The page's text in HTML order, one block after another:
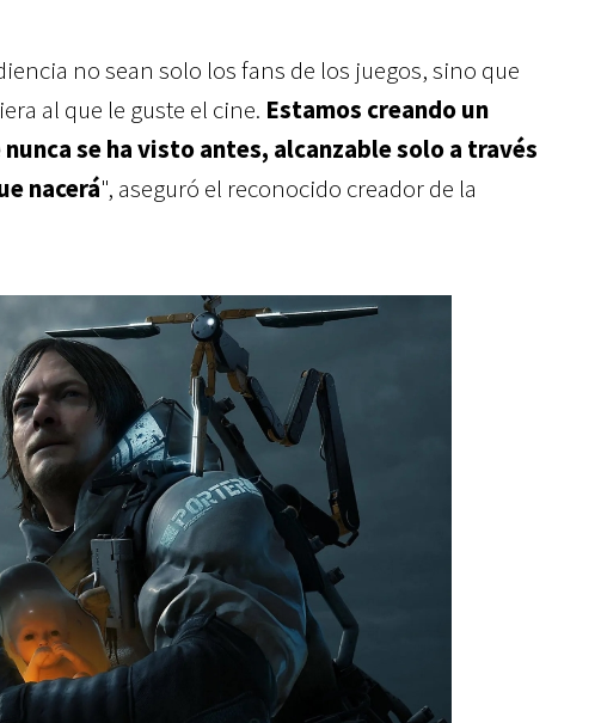
no sean solo los fans de los juegos, sino que
al que le guste el cine. Estamos creando un
nunca se ha visto antes, alcanzable solo a través
nacerá", aseguró el reconocido creador de la